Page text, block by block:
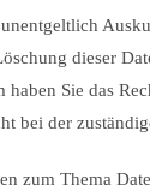
dieser
Sie das
bei der
zum Thema